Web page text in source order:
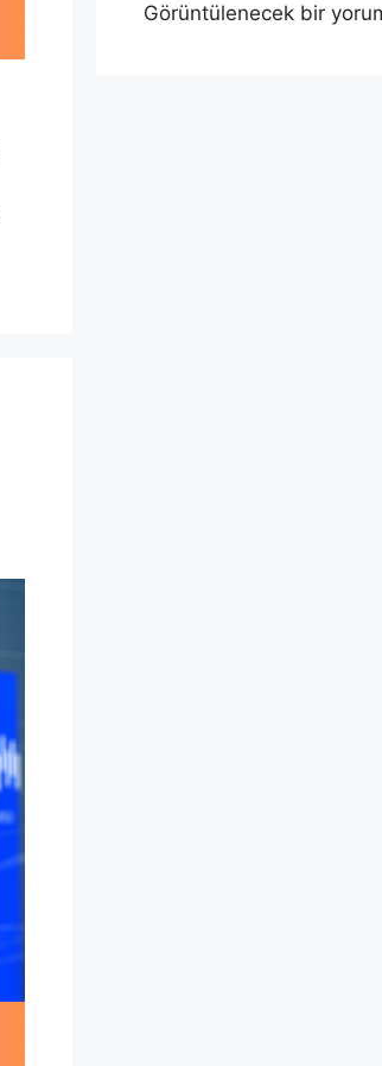
Görüntülenecek bir